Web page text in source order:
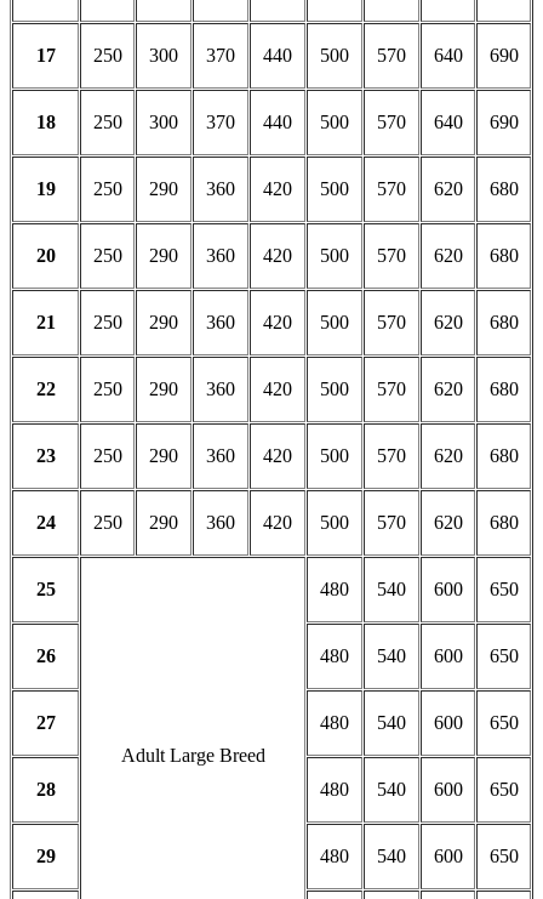
17 250 300 370 440 500 570 640 690
18 250 300 370 440 500 570 640 690
19 250 290 360 420 500 570 620 680
20 250 290 360 420 500 570 620 680
21 250 290 360 420 500 570 620 680
22 250 290 360 420 500 570 620 680
23 250 290 360 420 500 570 620 680
24 250 290 360 420 500 570 620 680
25
Adult Large Breed
480 540 600 650
26 480 540 600 650
27 480 540 600 650
28 480 540 600 650
29 480 540 600 650